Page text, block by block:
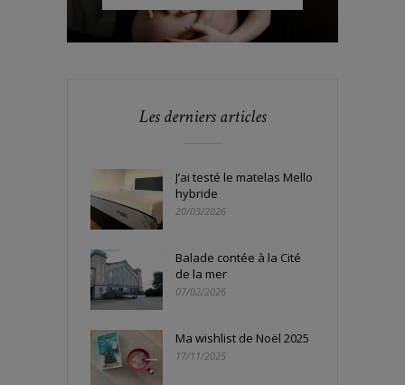
Les derniers articles
J’ai testé le matelas Mello
hybride
20/03/2026
Balade contée à la Cité
de la mer
07/02/2026
Ma wishlist de Noël 2025
17/11/2025